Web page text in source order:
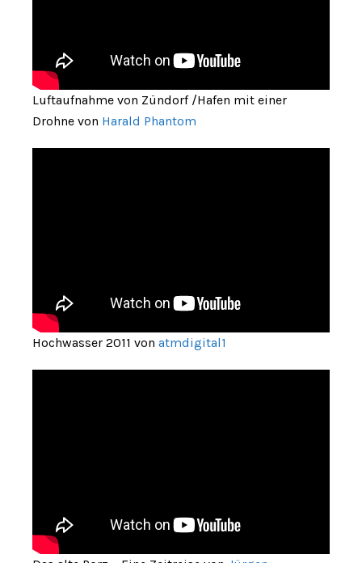
Luftaufnahme von Zündorf /Hafen mit einer
Drohne von Harald Phantom
Hochwasser 2011 von atmdigital1